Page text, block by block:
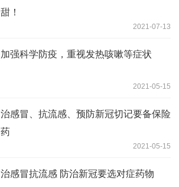
甜！
2021-07-13
加强科学防疫，重视发热咳嗽等症状
2021-05-15
治感冒、抗流感、预防新冠切记要备保险
药
2021-05-15
治感冒抗流感 防治新冠要选对症药物